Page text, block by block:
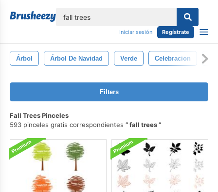
Iniciar sesión Regístrate
Árbol Árbol De Navidad Verde Celebracion
Filters
Fall Trees Pinceles
593 pinceles gratis correspondientes
fall trees